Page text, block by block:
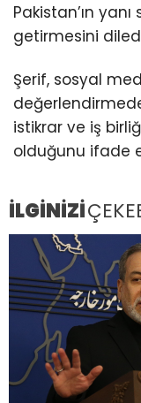
Pakistan’ın
getirmesini
Şerif, sosyal
istikrar ve iş
olduğunu ifade
İLGİNİZİ